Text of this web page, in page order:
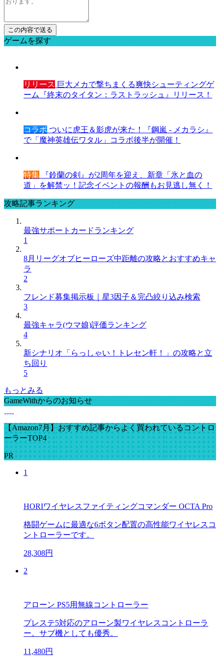
ゲームを探す
リリース 巨大メカで撃ちまくる爽快シューティングゲ
ーム『終末のタイタン：ラストラッシュ』リリース！
コラボ ついに虎王＆影虎が来た！『鋼嵐 - メカラシ』
で「魔神英雄伝ワタル」コラボ後半が開催！
特集 『鈴蘭の剣』が2周年を迎え、新章「氷と血の
道」を解禁ッ！記念イベントの報酬もお見逃し無く！
攻略記事ランキング
最強サポートカードランキング
1
8月リーグオブヒーローズ中距離の攻略とおすすめキャ
ラ
2
フレンド募集掲示板｜星3因子＆完凸絞り込み検索
3
最強キャラ(ウマ娘)評価ランキング
4
新シナリオ「らっしゃい！トレセン軒！」の攻略と立
ち回り
5
もっとみる
GameWithからのお知らせ
【Amazon7月】おすすめ記事からよく買われているコントロ
ーラーTOP4
PR
1
HORIワイヤレスファイティングコマンダー OCTA Pro
格闘ゲームに最適な6ボタン配置の高性能ワイヤレスコ
ントローラーです。
28,308円
2
アローン PS5用無線コントローラー
プレステ5対応のアローン製ワイヤレスコントローラ
ー。サブ機としても優秀。
11,480円